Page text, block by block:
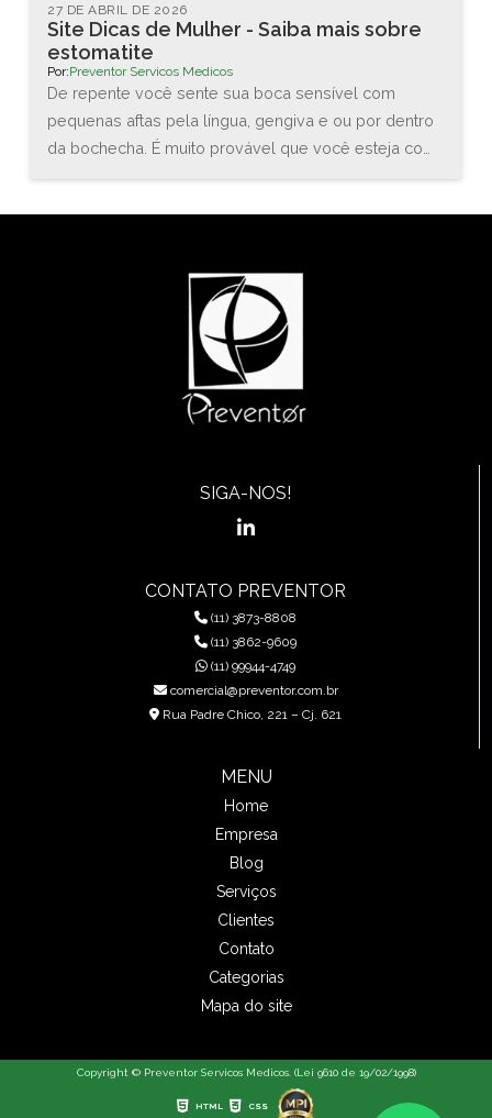
aumentar de 2 para 6, e na proteção contra os raios
UVA, que agora terá que ser de no mínimo 1/3 do
valor do FPS declarado.
Site Dicas de Mulher - Saiba mais sobre
estomatite
27 DE ABRIL DE 2026
Por:Preventor Servicos Medicos
De repente você sente sua boca sensível com
pequenas aftas pela língua, gengiva e ou por dentro
da bochecha. É muito provável que você esteja com
estruturas da cavidade oral (boca) e orofaringe, que
pode envolver a região das bochechas, gengivas,
língua, lábios, garganta, ou assoalho da boca.”
SIGA-NOS!
CONTATO PREVENTOR
(11) 3873-8808
(11) 3862-9609
(11) 99944-4749
comercial@preventor.com.br
Rua Padre Chico, 221 – Cj. 621
MENU
Home
Empresa
Blog
Serviços
Clientes
Contato
Categorias
Mapa do site
Copyright © Preventor Servicos Medicos. (Lei 9610 de 19/02/1998)
HTML CSS